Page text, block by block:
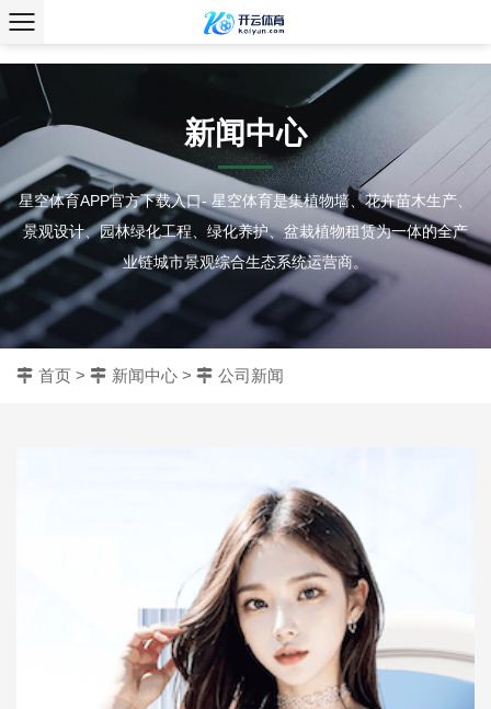
、
新闻中心
星空体育APP官方下载入口- 星空体育是集植物墙、花卉苗木生产、
景观设计、园林绿化工程、绿化养护、盆栽植物租赁为一体的全产
业链城市景观综合生态系统运营商。
首页 > 新闻中心 > 公司新闻